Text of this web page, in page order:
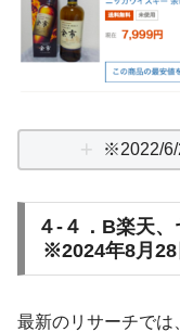
※2022/6/
４-４．B楽天
※2024年8月28
最新のリサーチでは